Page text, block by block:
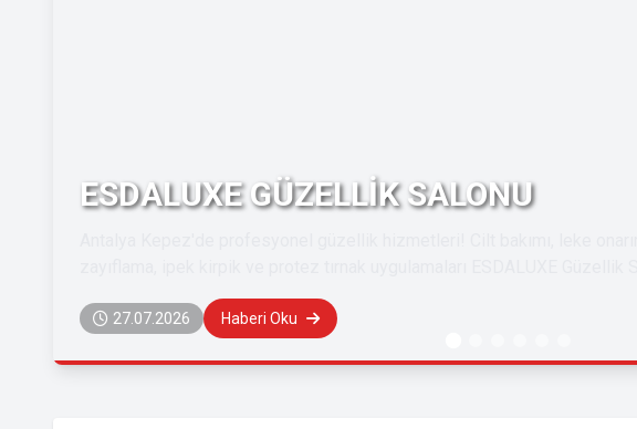
ESDALUXE GÜZELLİK SALONU
27.07.2026 Haberi Oku